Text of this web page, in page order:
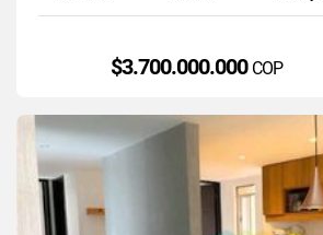
$3.700.000.000 COP